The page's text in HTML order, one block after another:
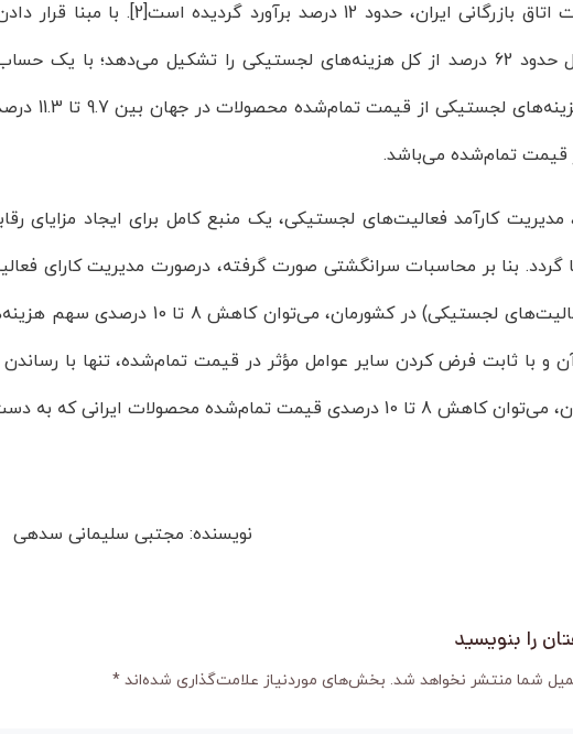
محاسبات اتاق بازرگانی ایران،
حمل‌ونقل حدود 62 درصد از کل هزینه‌های لجستیکی را تشکیل می‌دهد؛
قیمت تمام‌شده می‌باشد.
مدیریت کارآمد فعالیت­‌های لجستیکی، یک منبع کامل برای ایجاد مزایای
گردد. بنا بر محاسبات سرانگشتی صورت گرفته، درصورت مدیریت کارای
سایر فعالیت‌های لجستیکی) در
و با ثابت فرض کردن سایر عوامل مؤثر در قیمت تمام‌شده، تنها با
قیمت تمام‌شده محصولات ایرانی که به دست مصرف‌کنندگان می‌رسد را تضمین کرد.
نویسنده: مجتبی سلیمانی سدهی
را بنویسید
شما منتشر نخواهد شد. بخش‌های موردنیاز علامت‌گذاری شده‌اند *